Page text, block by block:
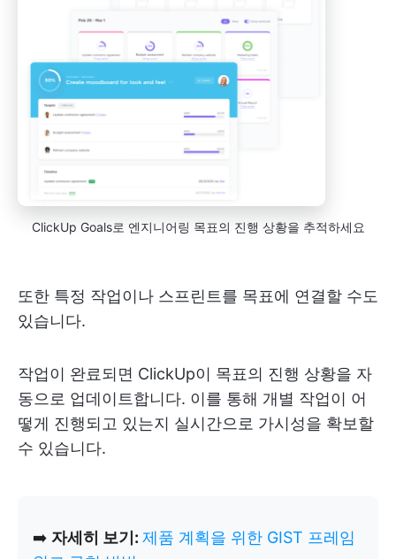
ClickUp Goals로 엔지니어링 목표의 진행 상황을 추적하세요
또한 특정 작업이나 스프린트를 목표에 연결할 수도
있습니다.
작업이 완료되면 ClickUp이 목표의 진행 상황을 자
동으로 업데이트합니다. 이를 통해 개별 작업이 어
떻게 진행되고 있는지 실시간으로 가시성을 확보할
수 있습니다.
➡️ 자세히 보기: 제품 계획을 위한 GIST 프레임